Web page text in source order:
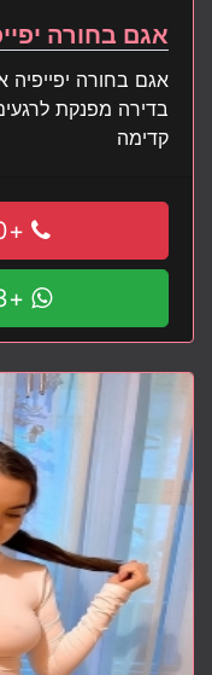
אגם בחורה
אגם בחורה
בדירה מפנקת
קדימה
+972503274580
+972528637433